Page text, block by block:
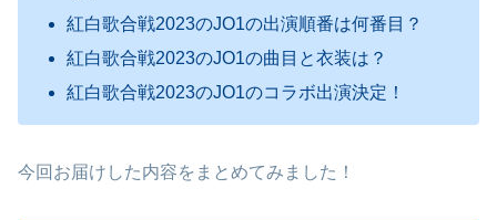
紅白歌合戦2023のJO1の出演順番は何番目？
紅白歌合戦2023のJO1の曲目と衣装は？
紅白歌合戦2023のJO1のコラボ出演決定！
今回お届けした内容をまとめてみました！